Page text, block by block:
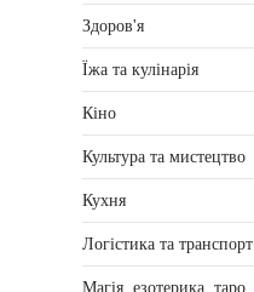
Здоров'я
Їжа та кулінарія
Кіно
Культура та мистецтво
Кухня
Логістика та транспорт
Магія, езотерика, таро